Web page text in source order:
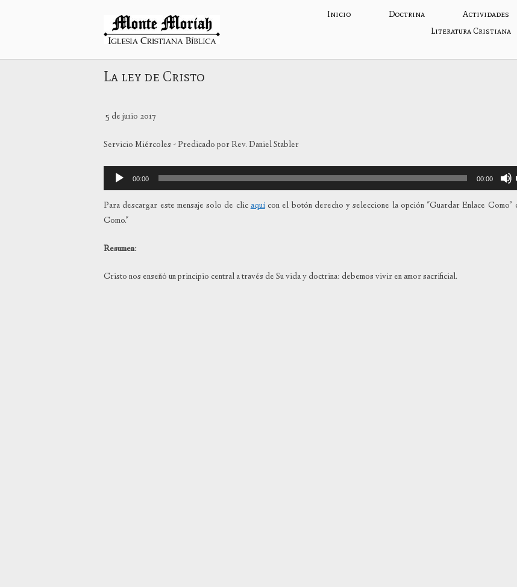
Inicio
Inicio Doctrina Actividades
Literatura Cristiana
La ley de Cristo
5 de ju1io 2017
Servicio Miércoles - Predicado por Rev. Daniel Stabler
Reproductor
de
audio
00:00 00:00
Para descargar este mensaje solo de clicaquícon el botón derecho y seleccione la opción "Guardar Enlace Como"
Como."
Resumen:
Cristo nos enseñó un principio central a través de Su vida y doctrina: debemos vivir en amor sacrificial.